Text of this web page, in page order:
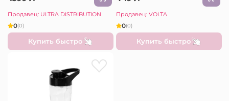
Продавец: ULTRA DISTRIBUTION
0(0)
Купить быстро
Продавец: VOLTA
0(0)
Купить быстро